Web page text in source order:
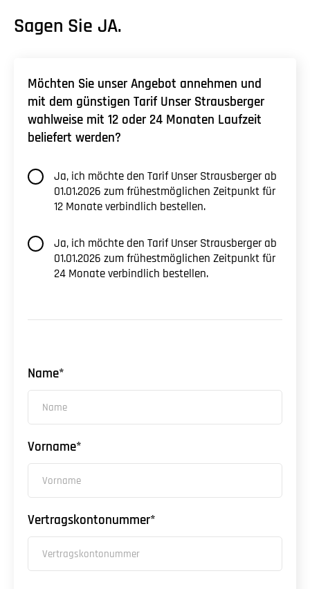
Sagen Sie JA.
Möchten Sie unser Angebot annehmen und
mit dem günstigen Tarif Unser Strausberger
wahlweise mit 12 oder 24 Monaten Laufzeit
beliefert werden?
Ja, ich möchte den Tarif Unser Strausberger ab
01.01.2026 zum frühestmöglichen Zeitpunkt für
12 Monate verbindlich bestellen.
Ja, ich möchte den Tarif Unser Strausberger ab
01.01.2026 zum frühestmöglichen Zeitpunkt für
24 Monate verbindlich bestellen.
Name*
Vorname*
Vertragskontonummer*